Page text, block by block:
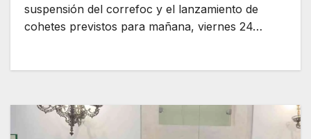
suspensión del correfoc y el lanzamiento de
cohetes previstos para mañana, viernes 24…